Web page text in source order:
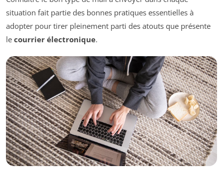
situation fait partie des bonnes pratiques essentielles à
adopter pour tirer pleinement parti des atouts que présente
le courrier électronique.